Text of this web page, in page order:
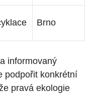
Brno
informovaný
podpořit konkrétní
pravá ekologie